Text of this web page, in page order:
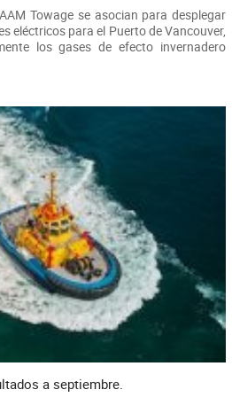
Towage se asocian para desplegar
eléctricos para el Puerto de Vancouver,
los gases de efecto invernadero
a septiembre.